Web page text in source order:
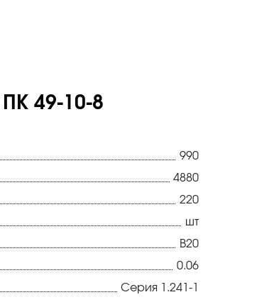
49-10-8
990
4880
220
шт
В20
0.06
Серия 1.241-1